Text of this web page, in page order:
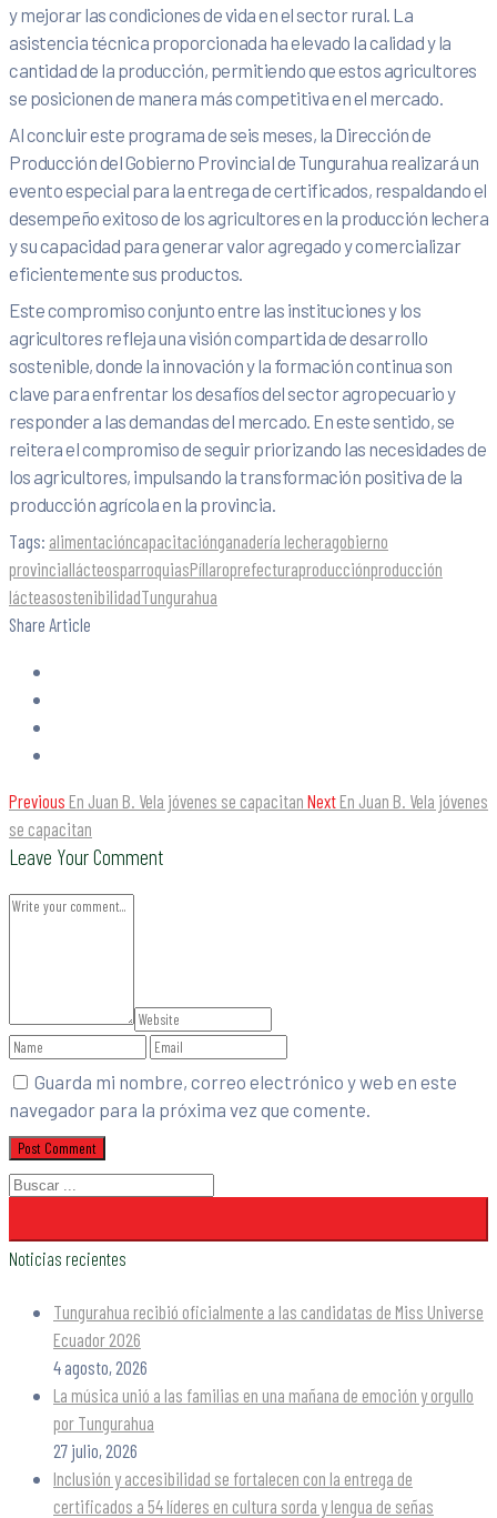
y mejorar las condiciones de vida en el sector rural. La
asistencia técnica proporcionada ha elevado la calidad y la
cantidad de la producción, permitiendo que estos agricultores
se posicionen de manera más competitiva en el mercado.
Al concluir este programa de seis meses, la Dirección de
Producción del Gobierno Provincial de Tungurahua realizará un
evento especial para la entrega de certificados, respaldando el
desempeño exitoso de los agricultores en la producción lechera
y su capacidad para generar valor agregado y comercializar
eficientemente sus productos.
Este compromiso conjunto entre las instituciones y los
agricultores refleja una visión compartida de desarrollo
sostenible, donde la innovación y la formación continua son
clave para enfrentar los desafíos del sector agropecuario y
responder a las demandas del mercado. En este sentido, se
reitera el compromiso de seguir priorizando las necesidades de
los agricultores, impulsando la transformación positiva de la
producción agrícola en la provincia.
Tags: alimentacióncapacitaciónganadería lecheragobierno
provinciallácteosparroquiasPíllaroprefecturaproducciónproducción
lácteasostenibilidadTungurahua
Share Article
Previous En Juan B. Vela jóvenes se capacitan Next En Juan B. Vela jóvenes
se capacitan
Leave Your Comment
Guarda mi nombre, correo electrónico y web en este
navegador para la próxima vez que comente.
Noticias recientes
Tungurahua recibió oficialmente a las candidatas de Miss Universe
Ecuador 2026
4 agosto, 2026
La música unió a las familias en una mañana de emoción y orgullo
por Tungurahua
27 julio, 2026
Inclusión y accesibilidad se fortalecen con la entrega de
certificados a 54 líderes en cultura sorda y lengua de señas